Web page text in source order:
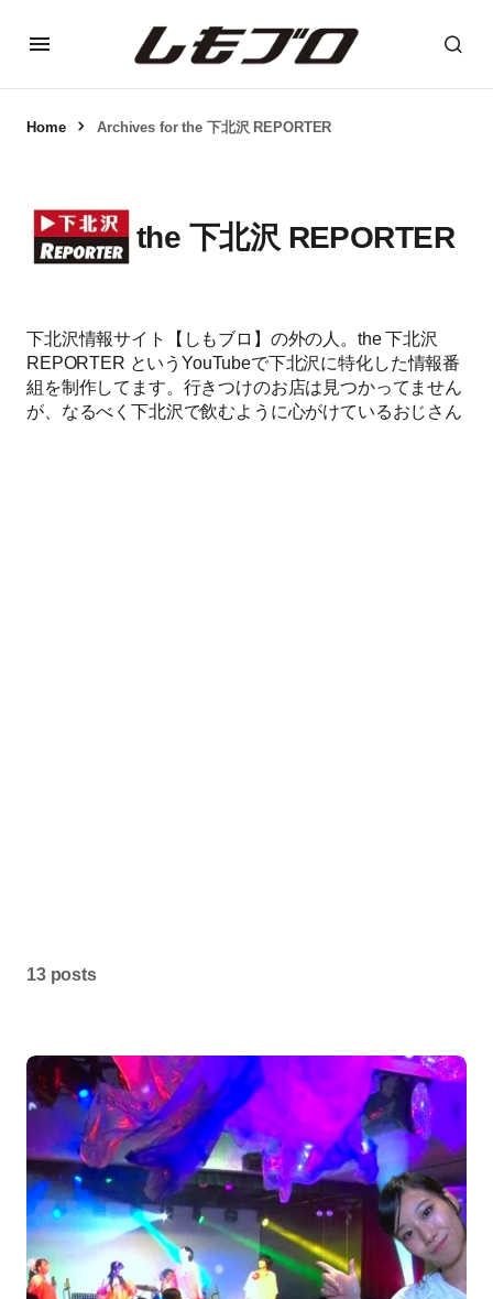
Home Archives for the 下北沢 REPORTER
the 下北沢 REPORTER
下北沢情報サイト【しもブロ】の外の人。the 下北沢
REPORTER というYouTubeで下北沢に特化した情報番
組を制作してます。行きつけのお店は見つかってません
が、なるべく下北沢で飲むように心がけているおじさん
13 posts